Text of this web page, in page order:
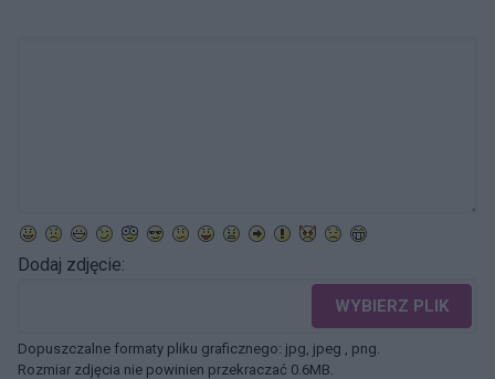
Dodaj zdjęcie:
WYBIERZ PLIK
Dopuszczalne formaty pliku graficznego: jpg, jpeg , png.
Rozmiar zdjęcia nie powinien przekraczać 0.6MB.